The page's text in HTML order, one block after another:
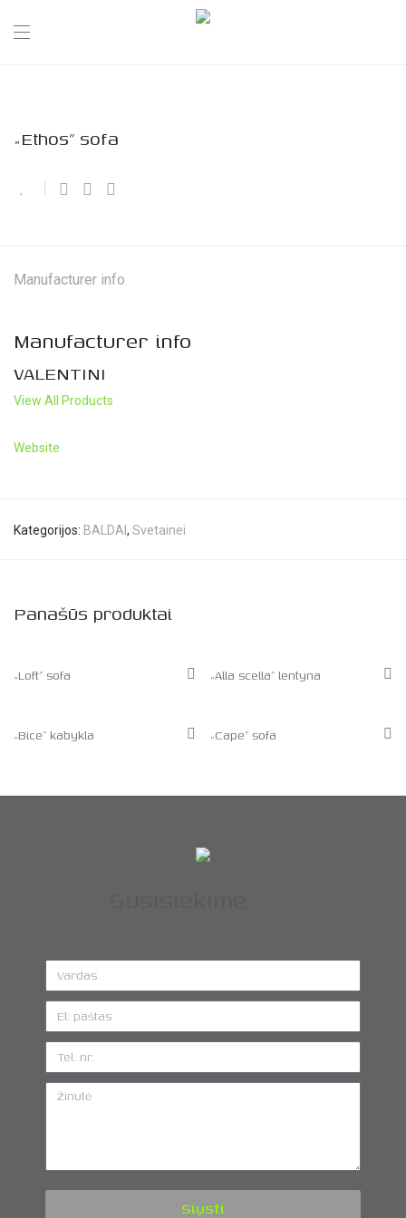
„Ethos” sofa
Manufacturer info
Manufacturer info
VALENTINI
View All Products
Website
Kategorijos: BALDAI , Svetainei
Panašūs produktai
„Loft” sofa „Alla scella” lentyna
„Bice” kabykla „Cape” sofa
Siųsti